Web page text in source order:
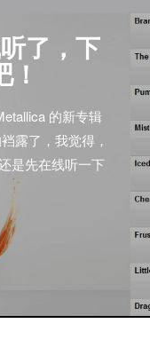
了，下
的新专辑
露了，我觉得，
是先在线听一下